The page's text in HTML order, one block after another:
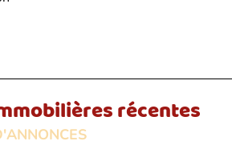
récentes